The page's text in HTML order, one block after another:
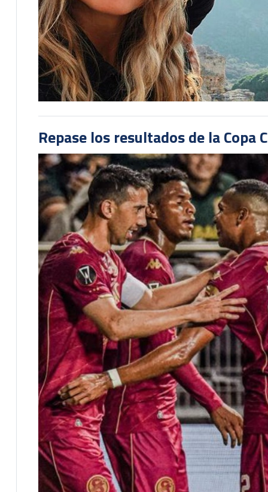
Repase los resultados de la Copa